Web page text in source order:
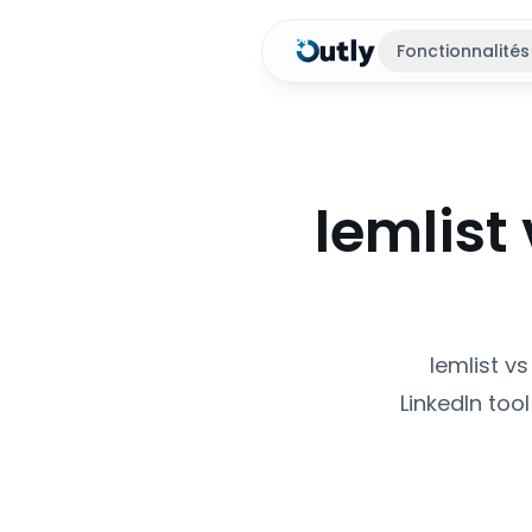
Fonctionnalités
lemlist
lemlist
LinkedIn